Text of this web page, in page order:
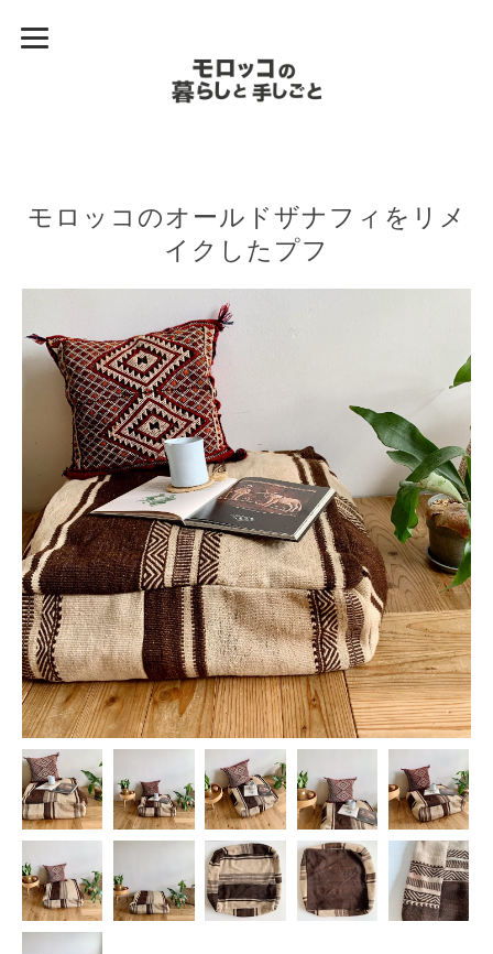
モロッコのオールドザナフィをリメ
イクしたプフ